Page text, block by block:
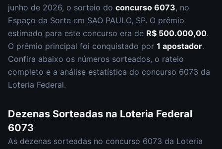
junho de 2026, o sorteio do concurso 6073, no
Espaço da Sorte em SAO PAULO, SP. O prêmio
estimado para este concurso era de R$ 500.000,00.
O prêmio principal foi conquistado por 1 apostador.
Confira abaixo os números sorteados, o rateio
completo e a análise estatística do concurso 6073 da
Loteria Federal.
Dezenas Sorteadas na Loteria Federal
6073
As dezenas sorteadas no concurso 6073 da Loteria